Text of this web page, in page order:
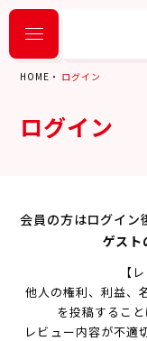
HOME ログイン
ログイン
会員の方はログイン
ゲスト
【
他人の権利、利益、
を投稿するこ
レビュー内容が不適